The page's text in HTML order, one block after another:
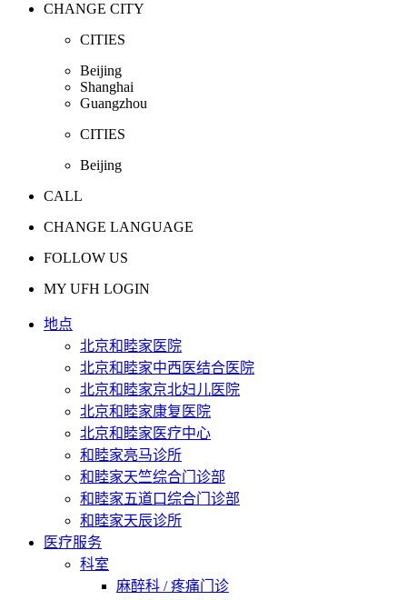
CHANGE CITY
CITIES
Beijing
Shanghai
Guangzhou
CITIES
Beijing
CALL
CHANGE LANGUAGE
FOLLOW US
MY UFH LOGIN
地点
北京和睦家医院
北京和睦家中西医结合医院
北京和睦家京北妇儿医院
北京和睦家康复医院
北京和睦家医疗中心
和睦家亮马诊所
和睦家天竺综合门诊部
和睦家五道口综合门诊部
和睦家天辰诊所
医疗服务
科室
麻醉科 / 疼痛门诊